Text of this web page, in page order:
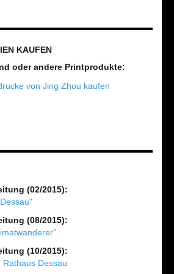
KAUFEN
oder andere Printprodukte:
(02/2015):
(08/2015):
(10/2015):
Rathaus Dessau